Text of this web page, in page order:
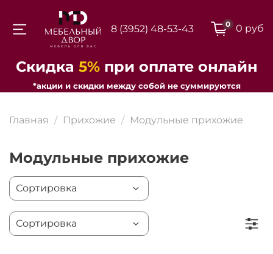
8 (3952) 48-53-43 0 0 руб
Скидка 5%при оплате онлайн
*акции и скидки между собой не суммируются
Главная Прихожие Модульные прихожие
Модульные прихожие
Для клиентов всех банков
Разбейте
оплату на части
25
Добавляйте товары